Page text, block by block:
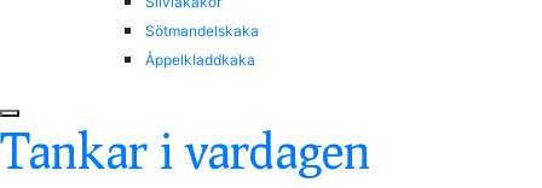
Sötmandelskaka
Åppelkladdkaka
Tankar i vardagen